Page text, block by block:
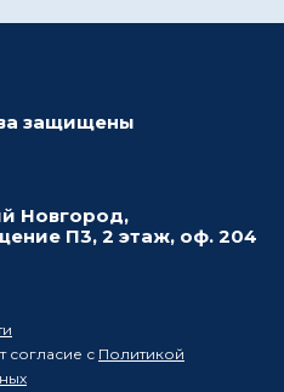
защищены
Новгород,
П3, 2 этаж, оф. 204
согласие с Политикой